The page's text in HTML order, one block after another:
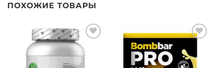
ПОХОЖИЕ ТОВАРЫ
Добавить
в список
в список
желаний